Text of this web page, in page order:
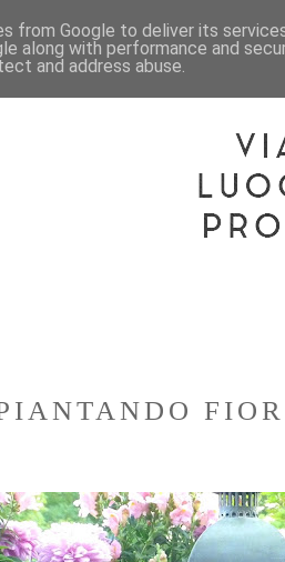
from Google to deliver its
along with performance and
and address abuse.